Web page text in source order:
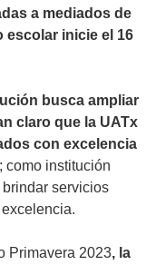
a mediados de
escolar inicie el 16
busca ampliar
claro que la UATx
con excelencia
; como institución
servicios
Primavera 2023, la